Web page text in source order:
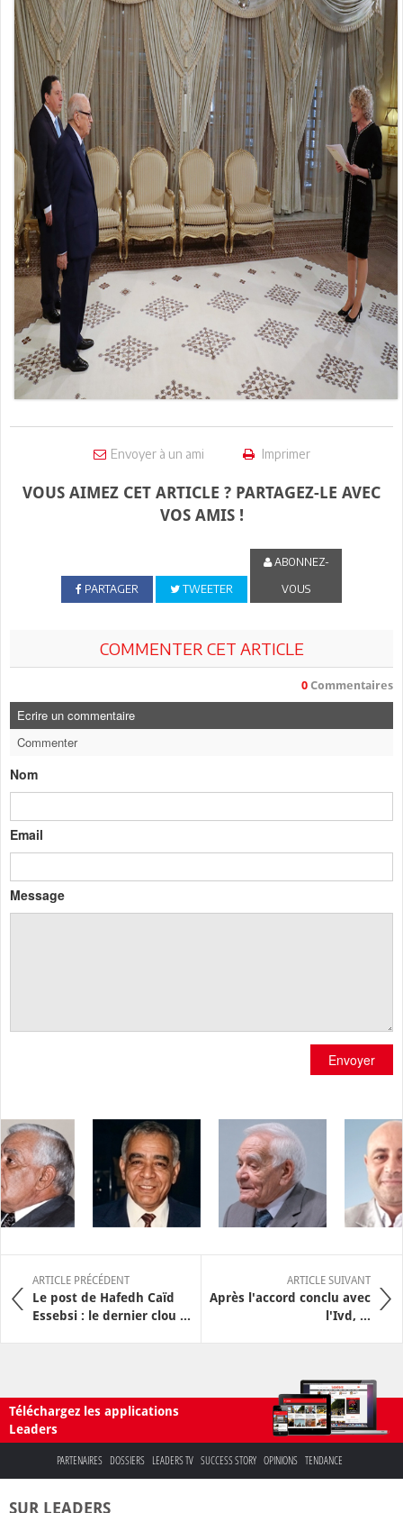
Envoyer à un ami Imprimer
VOUS AIMEZ CET ARTICLE ? PARTAGEZ-LE AVEC
VOS AMIS !
PARTAGER TWEETER
ABONNEZ-
VOUS
COMMENTER CET ARTICLE
0 Commentaires
Ecrire un commentaire
Commenter
Nom
Email
Message
Envoyer
ARTICLE PRÉCÉDENT
Le post de Hafedh Caïd
Essebsi : le dernier clou ...
ARTICLE SUIVANT
Après l'accord conclu avec
l'Ivd, ...
Téléchargez les applications
Leaders
PARTENAIRES DOSSIERS LEADERS TV SUCCESS STORY OPINIONS TENDANCE
SUR LEADERS